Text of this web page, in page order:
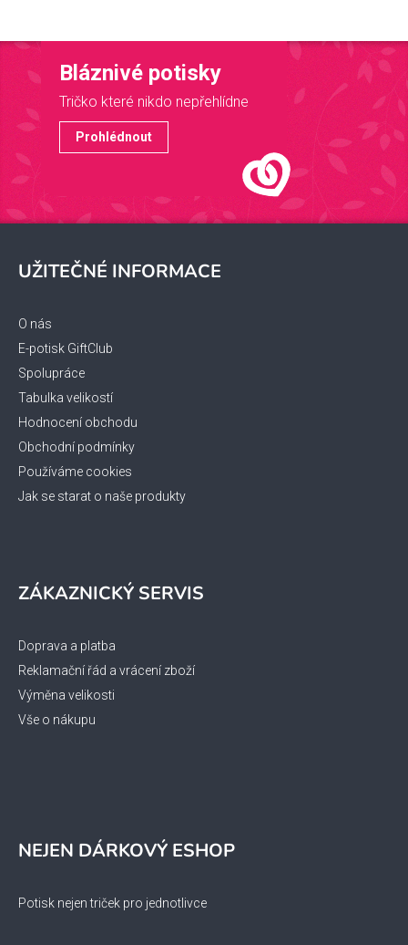
Bláznivé potisky
Tričko které nikdo nepřehlídne
Prohlédnout
UŽITEČNÉ INFORMACE
O nás
E-potisk GiftClub
Spolupráce
Tabulka velikostí
Hodnocení obchodu
Obchodní podmínky
Používáme cookies
Jak se starat o naše produkty
ZÁKAZNICKÝ SERVIS
Doprava a platba
Reklamační řád a vrácení zboží
Výměna velikosti
Vše o nákupu
NEJEN DÁRKOVÝ ESHOP
Potisk nejen triček pro jednotlivce